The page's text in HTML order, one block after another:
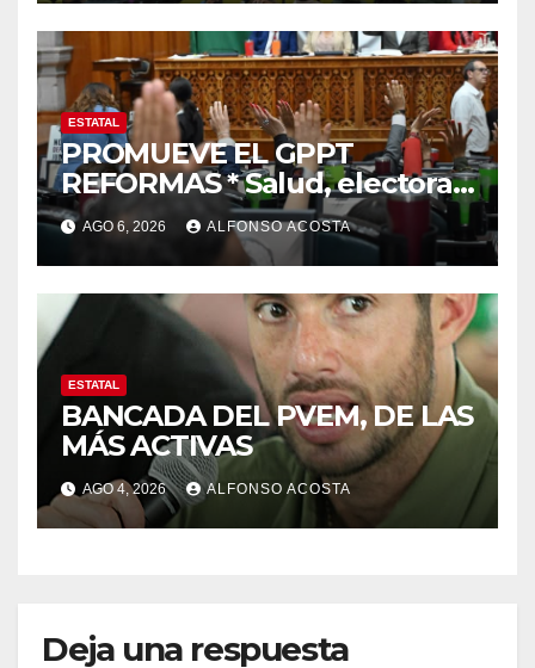
ESTATAL
PROMUEVE EL GPPT
REFORMAS * Salud, electoral
y justicia, de las principales
AGO 6, 2026 ALFONSO ACOSTA
ESTATAL
BANCADA DEL PVEM, DE LAS
MÁS ACTIVAS
AGO 4, 2026 ALFONSO ACOSTA
Deja una respuesta